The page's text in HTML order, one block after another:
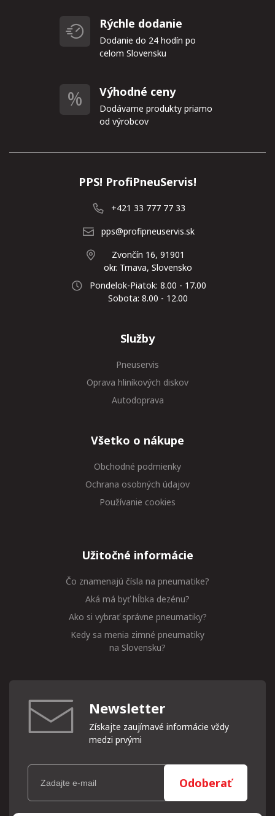
Rýchle dodanie
Dodanie do 24 hodín po
celom Slovensku
Výhodné ceny
Dodávame produkty priamo
od výrobcov
PPS! ProfiPneuServis!
+421 33 777 77 33
pps@profipneuservis.sk
Zvončín 16, 91901
okr. Trnava, Slovensko
Pondelok-Piatok: 8.00 - 17.00
Sobota: 8.00 - 12.00
Služby
Pneuservis
Oprava hliníkových diskov
Autodoprava
Všetko o nákupe
Obchodné podmienky
Ochrana osobných údajov
Používanie cookies
Užitočné informácie
Čo znamenajú čísla na pneumatike?
Aká má byť hĺbka dezénu?
Ako si vybrať správne pneumatiky?
Kedy sa menia zimné pneumatiky
na Slovensku?
Newsletter
Získajte zaujímavé informácie vždy
medzi prvými
Odoberať